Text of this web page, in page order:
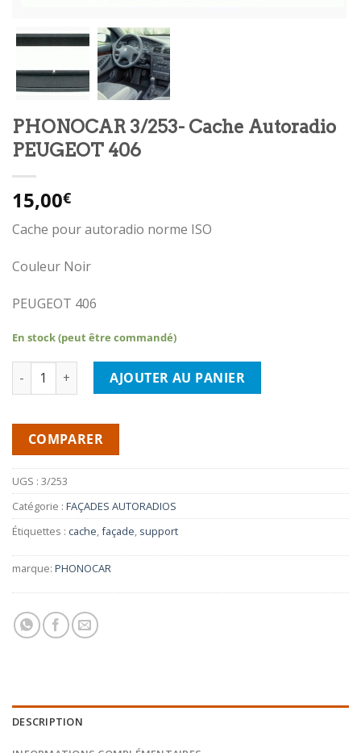
PHONOCAR 3/253- Cache Autoradio
PEUGEOT 406
15,00€
Cache pour autoradio norme ISO
Couleur Noir
PEUGEOT 406
En stock (peut être commandé)
quantité de PHONOCAR 3/253- Cache Autoradio PEUGEOT 406
AJOUTER AU PANIER
COMPARER
UGS : 3/253
Catégorie : FAÇADES AUTORADIOS
Étiquettes : cache,façade, support
marque: PHONOCAR
DESCRIPTION